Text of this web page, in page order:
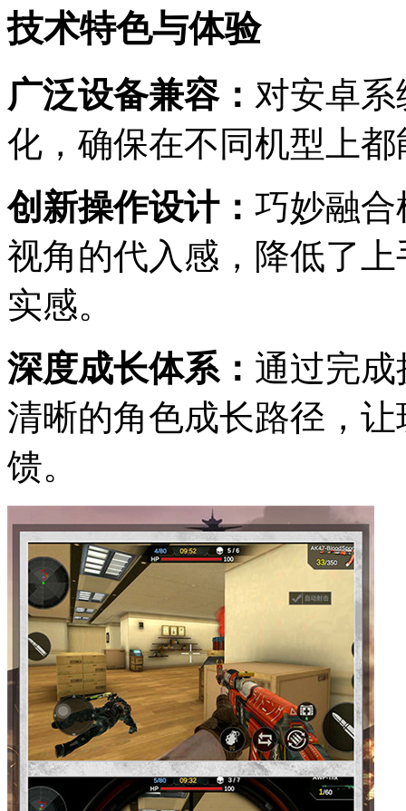
技术特色与体验
广泛设备兼容： 对安卓
化，确保在不同机型上
创新操作设计： 巧妙融
视角的代入感，降低了
实感。
深度成长体系： 通过完
清晰的角色成长路径，
馈。